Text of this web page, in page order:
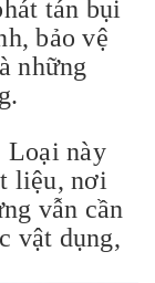
tán bụi
bảo vệ
những
Loại này
liệu, nơi
vẫn cần
vật dụng,